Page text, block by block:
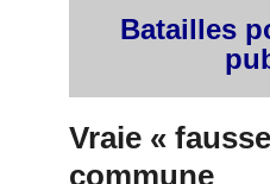
Batailles
Vraie «
commune